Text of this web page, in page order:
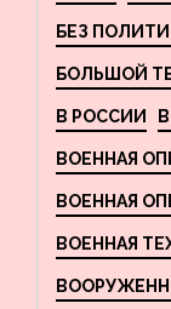
БЕЗ
БОЛЬШОЙ
В РОССИИ
ВОЕННАЯ
ВОЕННАЯ
ВОЕННАЯ